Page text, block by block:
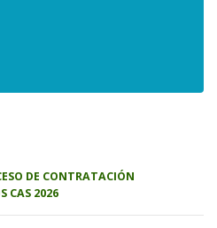
DE CONTRATACIÓN
CAS 2026